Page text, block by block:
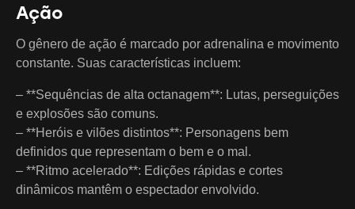
Ação
O gênero de ação é marcado por adrenalina e movimento
constante. Suas características incluem:
– **Sequências de alta octanagem**: Lutas, perseguições
e explosões são comuns.
– **Heróis e vilões distintos**: Personagens bem
definidos que representam o bem e o mal.
– **Ritmo acelerado**: Edições rápidas e cortes
dinâmicos mantêm o espectador envolvido.